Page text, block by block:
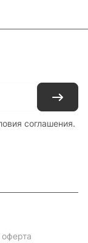
соглашения.